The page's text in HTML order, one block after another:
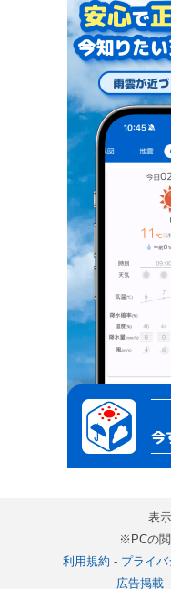
表示
※PCの
利用規約 - プライ
広告掲載-